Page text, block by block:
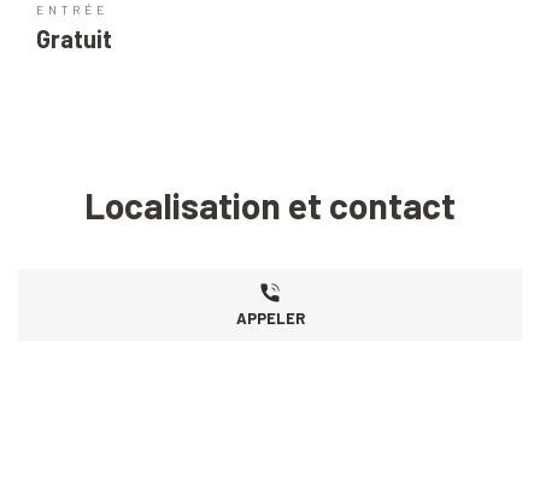
ENTRÉE
Gratuit
Localisation et contact
APPELER